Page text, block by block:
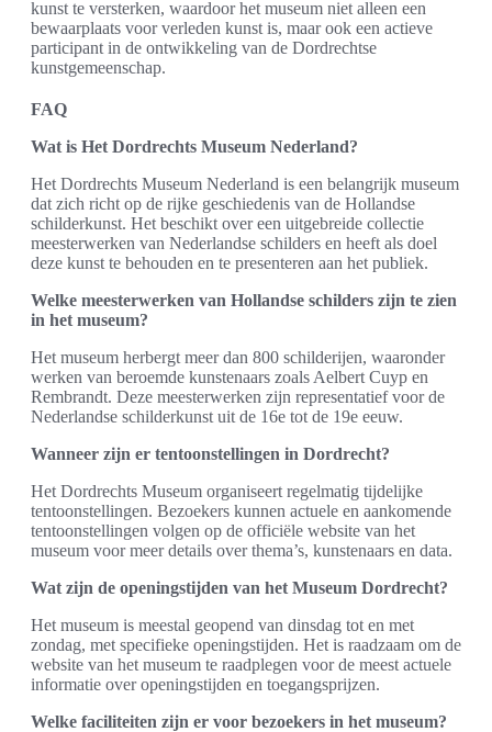
kunst te versterken, waardoor het museum niet alleen een
bewaarplaats voor verleden kunst is, maar ook een actieve
participant in de ontwikkeling van de Dordrechtse
kunstgemeenschap.
FAQ
Wat is Het Dordrechts Museum Nederland?
Het Dordrechts Museum Nederland is een belangrijk museum
dat zich richt op de rijke geschiedenis van de Hollandse
schilderkunst. Het beschikt over een uitgebreide collectie
meesterwerken van Nederlandse schilders en heeft als doel
deze kunst te behouden en te presenteren aan het publiek.
Welke meesterwerken van Hollandse schilders zijn te zien
in het museum?
Het museum herbergt meer dan 800 schilderijen, waaronder
werken van beroemde kunstenaars zoals Aelbert Cuyp en
Rembrandt. Deze meesterwerken zijn representatief voor de
Nederlandse schilderkunst uit de 16e tot de 19e eeuw.
Wanneer zijn er tentoonstellingen in Dordrecht?
Het Dordrechts Museum organiseert regelmatig tijdelijke
tentoonstellingen. Bezoekers kunnen actuele en aankomende
tentoonstellingen volgen op de officiële website van het
museum voor meer details over thema’s, kunstenaars en data.
Wat zijn de openingstijden van het Museum Dordrecht?
Het museum is meestal geopend van dinsdag tot en met
zondag, met specifieke openingstijden. Het is raadzaam om de
website van het museum te raadplegen voor de meest actuele
informatie over openingstijden en toegangsprijzen.
Welke faciliteiten zijn er voor bezoekers in het museum?